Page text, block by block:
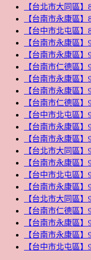
【台北市大同區
【台南市永康區
【台中市北屯區
【台南市永康區
【台南市永康區
【台南市仁德區
【台南市永康區
【台南市永康區
【台南市仁德區
【台中市北屯區
【台南市永康區
【台南市永康區
【台北市大同區
【台南市永康區
【台中市北屯區
【台南市永康區
【台北市大同區
【台南市仁德區
【台南市永康區
【台南市永康區
【台中市北屯區